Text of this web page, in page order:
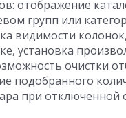
отображение
групп или
видимости
установка
очистки
подобранного
при